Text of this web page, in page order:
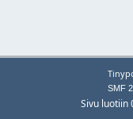
SMF
Sivu luotiin